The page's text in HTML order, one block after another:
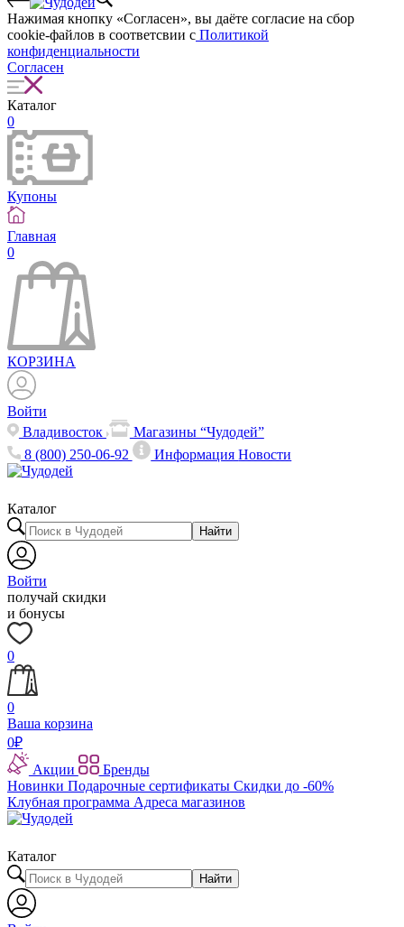
Нажимая кнопку «Согласен», вы даёте cогласие на сбор
cookie-файлов в соответсвии с Политикой
конфиденциальности
Согласен
Каталог
0
Купоны
Главная
0
КОРЗИНА
Войти
Владивосток
Магазины “Чудодей”
8 (800) 250-06-92
ИнформацияНовости
Каталог
Найти
Войти
получай скидки
и бонусы
0
0
Ваша корзина
0₽
Акции
Бренды
Новинки Подарочные сертификаты Скидки до -60%
Клубная программа Адреса магазинов
Каталог
Найти